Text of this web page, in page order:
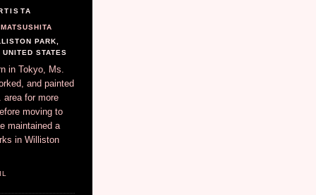
MATSUSHITA
PARK,
UNITED STATES
in Tokyo, Ms.
and painted
area for more
moving to
maintained a
in Williston